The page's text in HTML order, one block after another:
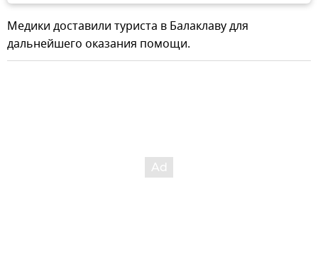
Медики доставили туриста в Балаклаву для
дальнейшего оказания помощи.